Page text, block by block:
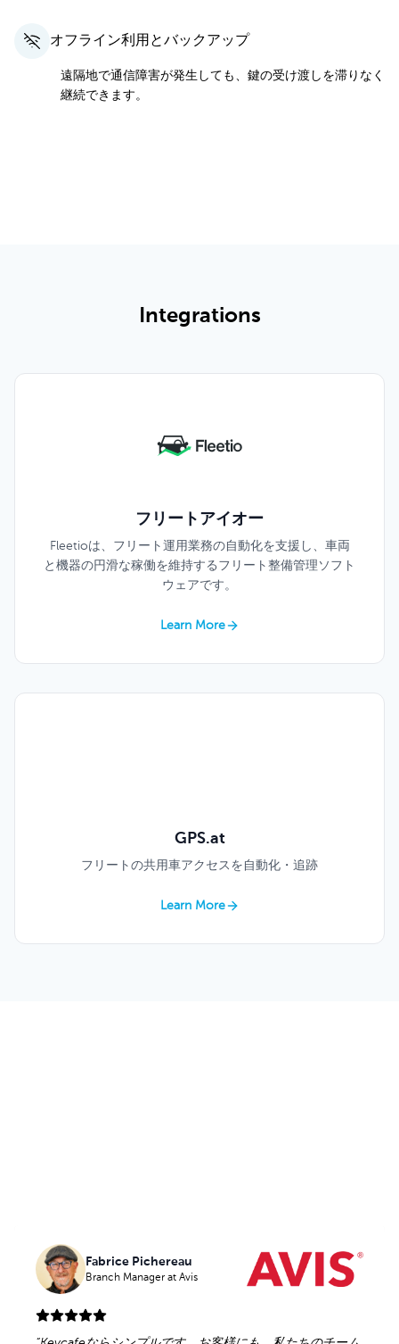
オフライン利用とバックアップ
遠隔地で通信障害が発生しても、鍵の受け渡しを滞りなく
継続できます。
Integrations
フリートアイオー
Fleetioは、フリート運用業務の自動化を支援し、車両
と機器の円滑な稼働を維持するフリート整備管理ソフト
ウェアです。
Learn More
GPS.at
フリートの共用車アクセスを自動化・追跡
Learn More
Fabrice Pichereau
Branch Manager at Avis
Fabrice Pichereau
Branch Manager at Avis